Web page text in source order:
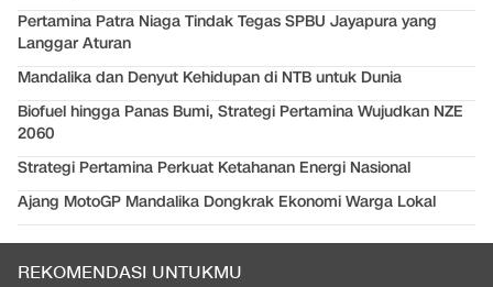
Pertamina Patra Niaga Tindak Tegas SPBU Jayapura yang
Langgar Aturan
Mandalika dan Denyut Kehidupan di NTB untuk Dunia
Biofuel hingga Panas Bumi, Strategi Pertamina Wujudkan NZE
2060
Strategi Pertamina Perkuat Ketahanan Energi Nasional
Ajang MotoGP Mandalika Dongkrak Ekonomi Warga Lokal
REKOMENDASI UNTUKMU